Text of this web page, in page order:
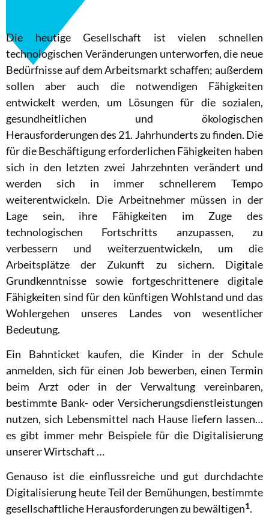
Die heutige Gesellschaft ist vielen schnellen
technologischen Veränderungen unterworfen, die neue
Bedürfnisse auf dem Arbeitsmarkt schaffen; außerdem
sollen aber auch die notwendigen Fähigkeiten
entwickelt werden, um Lösungen für die sozialen,
gesundheitlichen und ökologischen
Herausforderungen des 21. Jahrhunderts zu finden. Die
für die Beschäftigung erforderlichen Fähigkeiten haben
sich in den letzten zwei Jahrzehnten verändert und
werden sich in immer schnellerem Tempo
weiterentwickeln. Die Arbeitnehmer müssen in der
Lage sein, ihre Fähigkeiten im Zuge des
technologischen Fortschritts anzupassen, zu
verbessern und weiterzuentwickeln, um die
Arbeitsplätze der Zukunft zu sichern. Digitale
Grundkenntnisse sowie fortgeschrittenere digitale
Fähigkeiten sind für den künftigen Wohlstand und das
Wohlergehen unseres Landes von wesentlicher
Bedeutung.
Ein Bahnticket kaufen, die Kinder in der Schule
anmelden, sich für einen Job bewerben, einen Termin
beim Arzt oder in der Verwaltung vereinbaren,
bestimmte Bank- oder Versicherungsdienstleistungen
nutzen, sich Lebensmittel nach Hause liefern lassen…
es gibt immer mehr Beispiele für die Digitalisierung
unserer Wirtschaft …
Genauso ist die einflussreiche und gut durchdachte
Digitalisierung heute Teil der Bemühungen, bestimmte
gesellschaftliche Herausforderungen zu bewältigen1.